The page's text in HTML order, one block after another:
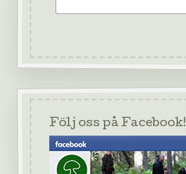
Följ oss på Facebook!